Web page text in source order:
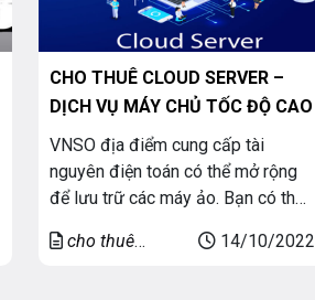
CHO THUÊ CLOUD SERVER –
DỊCH VỤ MÁY CHỦ TỐC ĐỘ CAO
VNSO địa điểm cung cấp tài
nguyên điện toán có thể mở rộng
để lưu trữ các máy ảo. Bạn có thể
kích thước và số lượng đĩa, hệ điều
cho thuê
14/10/2022